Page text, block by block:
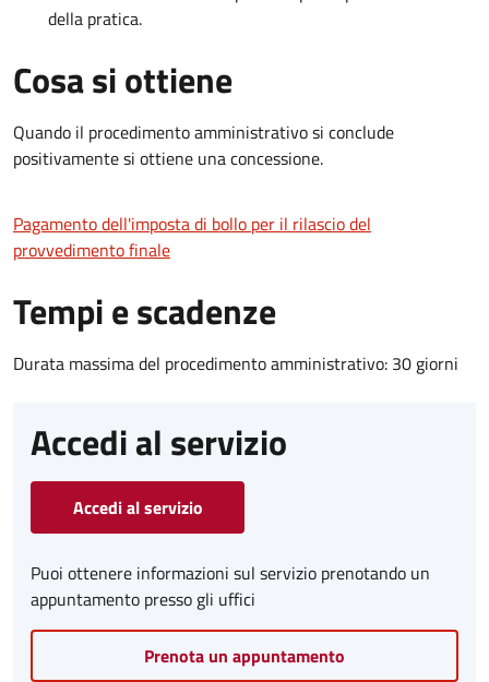
della pratica.
Cosa si ottiene
Quando il procedimento amministrativo si conclude
positivamente si ottiene una concessione.
Pagamento dell'imposta di bollo per il rilascio del
provvedimento finale
Tempi e scadenze
Durata massima del procedimento amministrativo: 30 giorni
Accedi al servizio
Accedi al servizio
Puoi ottenere informazioni sul servizio prenotando un
appuntamento presso gli uffici
Prenota un appuntamento